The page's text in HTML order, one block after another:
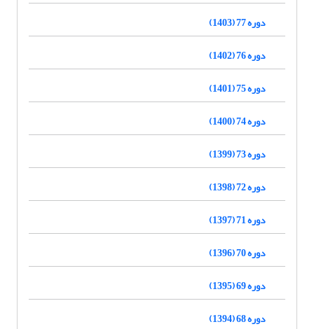
دوره 77 (1403)
دوره 76 (1402)
دوره 75 (1401)
دوره 74 (1400)
دوره 73 (1399)
دوره 72 (1398)
دوره 71 (1397)
دوره 70 (1396)
دوره 69 (1395)
دوره 68 (1394)